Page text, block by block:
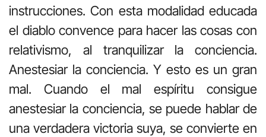
instrucciones. Con esta modalidad educada
el diablo convence para hacer las cosas con
relativismo, al tranquilizar la conciencia.
Anestesiar la conciencia. Y esto es un gran
mal. Cuando el mal espíritu consigue
anestesiar la conciencia, se puede hablar de
una verdadera victoria suya, se convierte en